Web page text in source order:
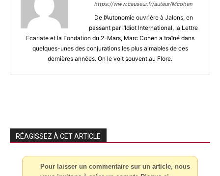
https://www.causeur.fr/auteur/Mcohen
De l’Autonomie ouvrière à Jalons, en
passant par l’Idiot International, la Lettre
Ecarlate et la Fondation du 2-Mars, Marc Cohen a traîné dans
quelques-unes des conjurations les plus aimables de ces
dernières années. On le voit souvent au Flore.
RÉAGISSEZ À CET ARTICLE
Pour laisser un commentaire sur un article, nous